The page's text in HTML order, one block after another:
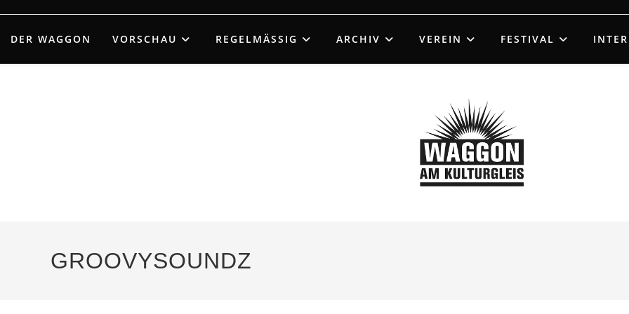
springen
DER WAGGON VORSCHAU REGELMÄSSIG ARCHIV VEREIN FESTIVAL
GROOVYSOUNDZ